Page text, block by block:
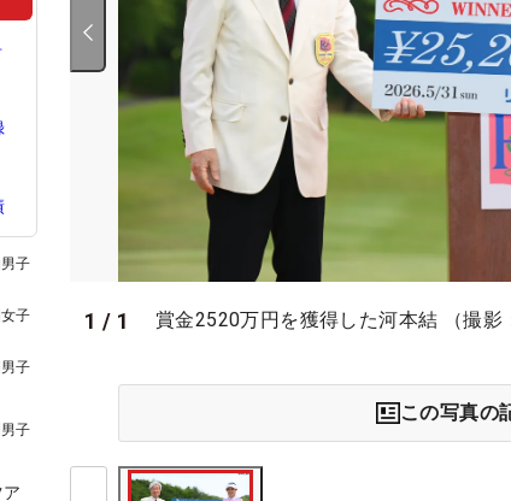
子
子
子
子
1 / 1 賞金2520万円を獲得した河本結 （撮影
この写真の